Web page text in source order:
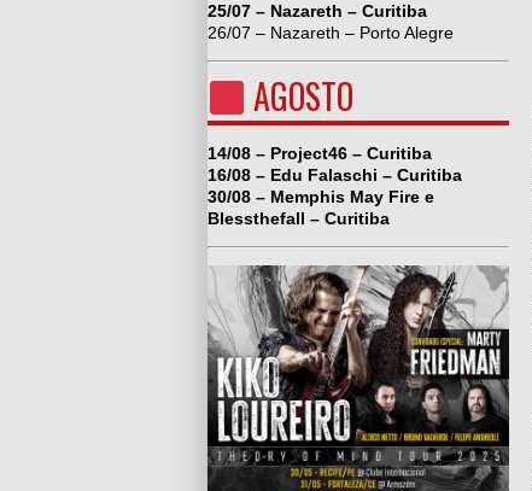
25/07 – Nazareth – Curitiba
26/07 – Nazareth – Porto Alegre
AGOSTO
14/08 – Project46 – Curitiba
16/08 – Edu Falaschi – Curitiba
30/08 – Memphis May Fire e
Blessthefall – Curitiba